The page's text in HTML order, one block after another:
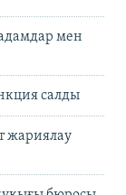
мен
салды
жариялау